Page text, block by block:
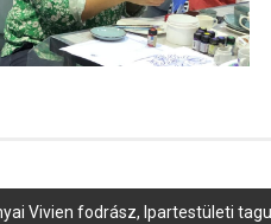
Vivien fodrász, Ipartestületi